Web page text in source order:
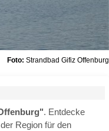
Foto: Strandbad Gifiz Offenburg
. Entdecke
Region für den